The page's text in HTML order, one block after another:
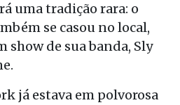
uma tradição rara: o
se casou no local,
show de sua banda, Sly
já estava em polvorosa